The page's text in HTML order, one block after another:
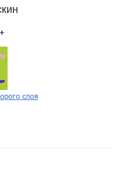
слоя